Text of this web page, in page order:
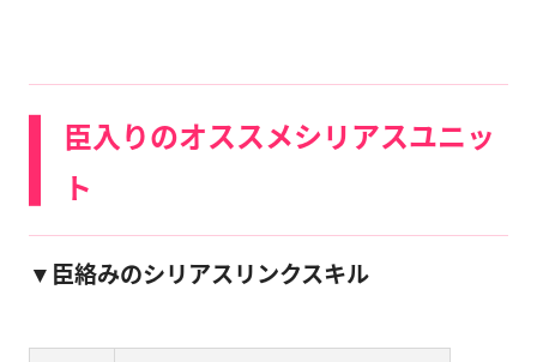
臣入りのオススメシリアスユニッ
ト
▼臣絡みのシリアスリンクスキル